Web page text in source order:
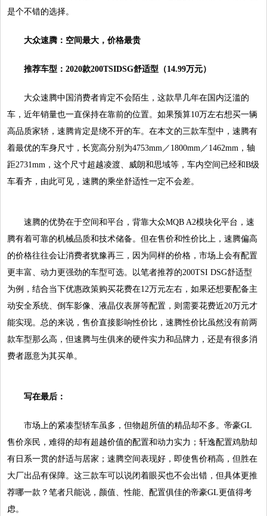
是个不错的选择。
大众速腾 ：空间最大 ，价格最贵
推荐车型：2020款200TSIDSG舒适型（14.99万元）
大众速腾中国消费者肯定不会陌生，这款早几年在国内泛滥的
车，近年销量也一直保持在靠前的位置。如果预算10万左右想买一辆
高品质家轿，速腾肯定是绕不开的车。在本文的三款车型中，速腾有
着最优的车身尺寸，长宽高分别为4753mm／1800mm／1462mm，轴
距2731mm，这个尺寸超越凌渡、威朗和思域等，车内空间已经和B级
车看齐，由此可见，速腾的乘坐舒适性一定不会差。
速腾的优势在于空间和平台，背靠大众MQB A2模块化平台，速
腾有着可靠的机械品质和技术储备。但在售价和性价比上，速腾偏高
的价格往往会让消费者犹豫再三，因为同样的价格，市场上会有配置
更丰富、动力更强劲的车型可选。以笔者推荐的200TSI DSG舒适型
为例，结合当下优惠政策购买花费在12万元左右，如果还想要配备主
动安全系统、倒车影像、液晶仪表屏等配置，则需要花费近20万元才
能实现。总的来说，售价直接影响性价比，速腾性价比虽然没有前两
款车型那么高，但速腾与生俱来的硬件实力和品牌力，还是有很多消
费者愿意为其买单。
写在最后：
市场上的紧凑型轿车虽多，但物超所值的精品却不多。帝豪GL
售价亲民，难得的却有超越价值的配置和动力实力；轩逸配置鸡肋却
有日系一贯的舒适与居家；速腾空间表现好，即使售价稍高，但胜在
大厂出品有保障。这三款车可以说闭着眼买也不会出错，但具体更推
荐哪一款？笔者只能说，颜值、性能、配置俱佳的帝豪GL更值得考
虑。